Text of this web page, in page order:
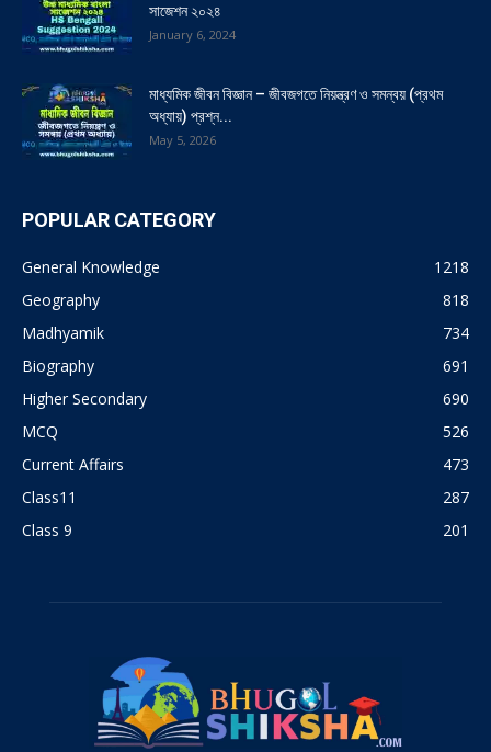
সাজেশন ২০২৪
January 6, 2024
মাধ্যমিক জীবন বিজ্ঞান – জীবজগতে নিয়ন্ত্রণ ও সমন্বয় (প্রথম
অধ্যায়) প্রশ্ন...
May 5, 2026
POPULAR CATEGORY
General Knowledge
1218
Geography
818
Madhyamik
734
Biography
691
Higher Secondary
690
MCQ
526
Current Affairs
473
Class11
287
Class 9
201